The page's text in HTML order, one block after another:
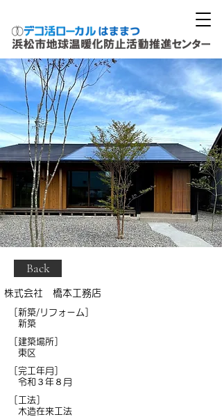
Back
株式会社 橋本工務店
［新築/リフォーム］
新築
［建築場所］
東区
［完工年月］
令和３年８月
［工法］
木造在来工法